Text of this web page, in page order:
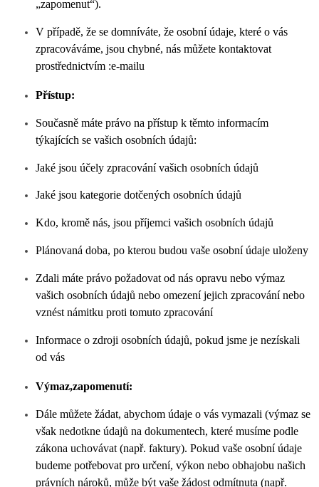
„zapomenut“).
V případě, že se domníváte, že osobní údaje, které o vás
zpracováváme, jsou chybné, nás můžete kontaktovat
prostřednictvím :e-mailu
Přístup:
Současně máte právo na přístup k těmto informacím
týkajících se vašich osobních údajů:
Jaké jsou účely zpracování vašich osobních údajů
Jaké jsou kategorie dotčených osobních údajů
Kdo, kromě nás, jsou příjemci vašich osobních údajů
Plánovaná doba, po kterou budou vaše osobní údaje uloženy
Zdali máte právo požadovat od nás opravu nebo výmaz
vašich osobních údajů nebo omezení jejich zpracování nebo
vznést námitku proti tomuto zpracování
Informace o zdroji osobních údajů, pokud jsme je nezískali
od vás
Výmaz,zapomenutí:
Dále můžete žádat, abychom údaje o vás vymazali (výmaz se
však nedotkne údajů na dokumentech, které musíme podle
zákona uchovávat (např. faktury). Pokud vaše osobní údaje
budeme potřebovat pro určení, výkon nebo obhajobu našich
právních nároků, může být vaše žádost odmítnuta (např.